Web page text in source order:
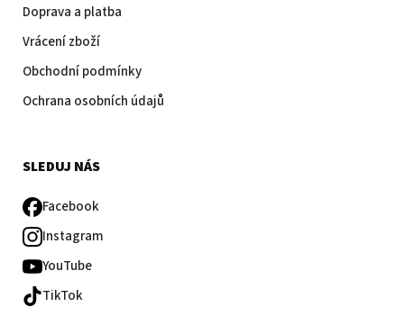
Doprava a platba
Vrácení zboží
Obchodní podmínky
Ochrana osobních údajů
SLEDUJ NÁS
Facebook
Instagram
YouTube
TikTok